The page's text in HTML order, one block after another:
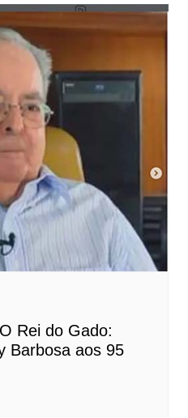
Rei do Gado:
Barbosa aos 95